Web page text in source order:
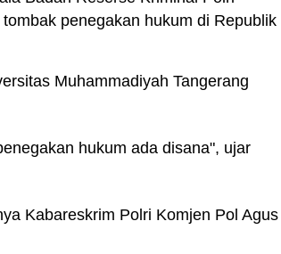
penegakan hukum di Republik
Muhammadiyah Tangerang
hukum ada disana", ujar
Kabareskrim Polri Komjen Pol Agus